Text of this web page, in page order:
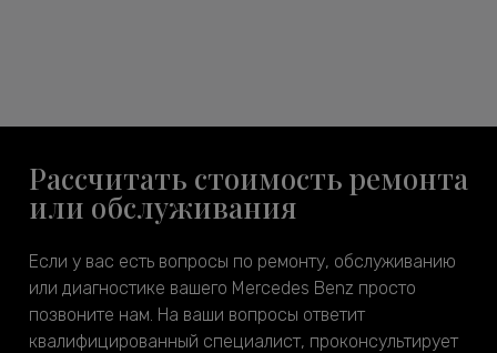
Рассчитать стоимость ремонта
или обслуживания
Если у вас есть вопросы по ремонту, обслуживанию
или диагностике вашего Mercedes Benz просто
позвоните нам. На ваши вопросы ответит
квалифицированный специалист, проконсультирует